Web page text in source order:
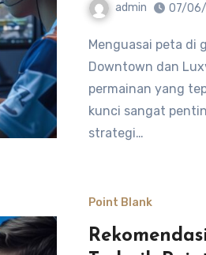
admin 07/
Menguasai peta di game Point Blank, terutama di
Downtown dan
permainan yang
kunci sangat
strategi…
Point Blank